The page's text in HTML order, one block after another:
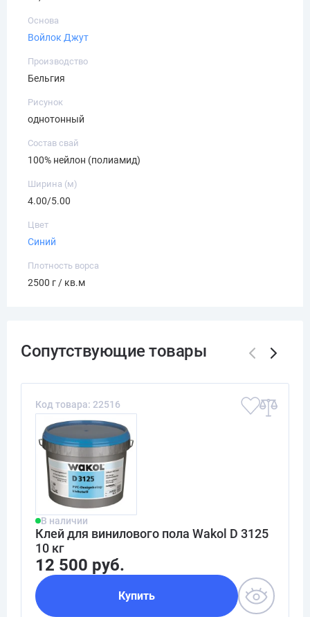
Основа
Войлок Джут
Производство
Бельгия
Рисунок
однотонный
Состав свай
100% нейлон (полиамид)
Ширина (м)
4.00/5.00
Цвет
Синий
Плотность ворса
2500 г / кв.м
Код товара: 22516
В наличии
Клей для винилового пола Wakol D 3125
10 кг
12 500 руб.
Купить